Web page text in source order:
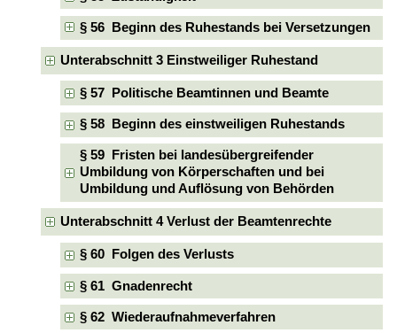
§ 56 Beginn des Ruhestands bei Versetzungen
Unterabschnitt 3 Einstweiliger Ruhestand
§ 57 Politische Beamtinnen und Beamte
§ 58 Beginn des einstweiligen Ruhestands
§ 59 Fristen bei landesübergreifender
Umbildung von Körperschaften und bei
Umbildung und Auflösung von Behörden
Unterabschnitt 4 Verlust der Beamtenrechte
§ 60 Folgen des Verlusts
§ 61 Gnadenrecht
§ 62 Wiederaufnahmeverfahren